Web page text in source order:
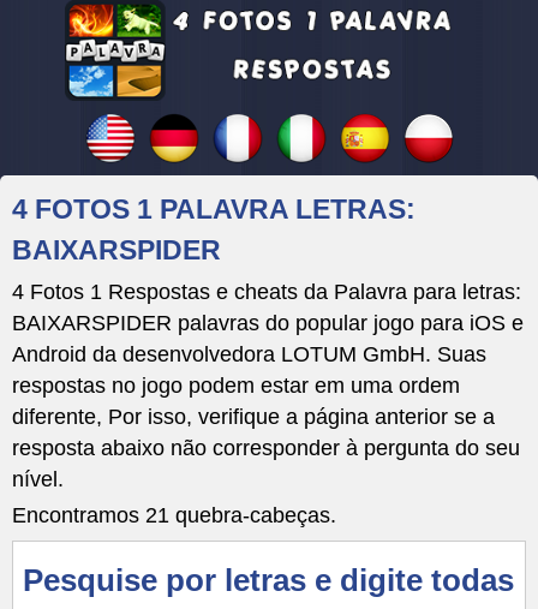
4 FOTOS 1 PALAVRA LETRAS:
BAIXARSPIDER
4 Fotos 1 Respostas e cheats da Palavra para letras:
BAIXARSPIDER palavras do popular jogo para iOS e
Android da desenvolvedora LOTUM GmbH. Suas
respostas no jogo podem estar em uma ordem
diferente, Por isso, verifique a página anterior se a
resposta abaixo não corresponder à pergunta do seu
nível.
Encontramos 21 quebra-cabeças.
Pesquise por letras e digite todas